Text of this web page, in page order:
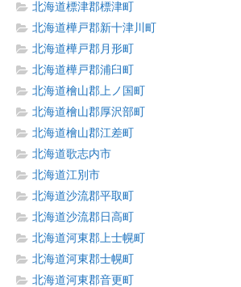
北海道標津郡標津町
北海道樺戸郡新十津川町
北海道樺戸郡月形町
北海道樺戸郡浦臼町
北海道檜山郡上ノ国町
北海道檜山郡厚沢部町
北海道檜山郡江差町
北海道歌志内市
北海道江別市
北海道沙流郡平取町
北海道沙流郡日高町
北海道河東郡上士幌町
北海道河東郡士幌町
北海道河東郡音更町